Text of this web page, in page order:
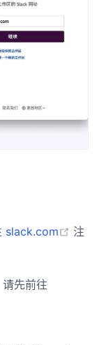
slack.com
注
先前往